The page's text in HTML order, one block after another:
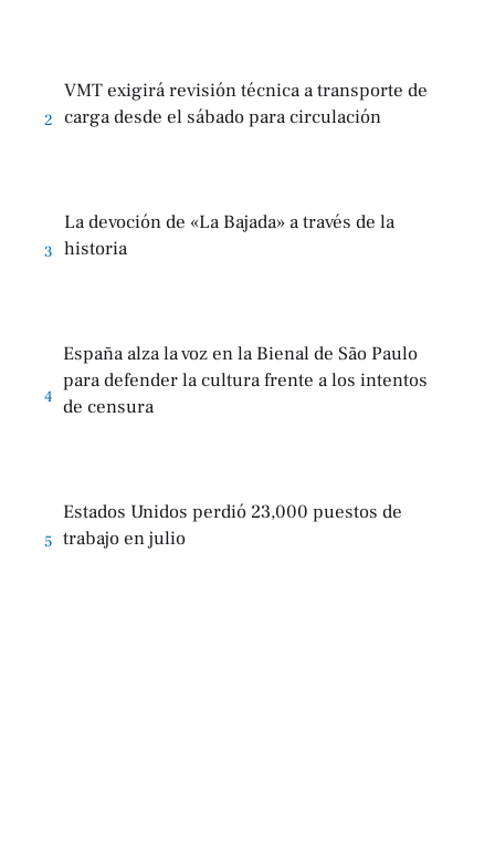
2
VMT exigirá revisión técnica a transporte de
carga desde el sábado para circulación
3
La devoción de «La Bajada» a través de la
historia
4
España alza la voz en la Bienal de São Paulo
para defender la cultura frente a los intentos
de censura
5
Estados Unidos perdió 23,000 puestos de
trabajo en julio